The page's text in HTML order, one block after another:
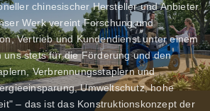
chinesischer Hersteller und Anbieter
Werk vereint Forschung und
Vertrieb und Kundendienst unter einem
uns stets für die Förderung und den
Verbrennungsstaplern und
Umweltschutz, hohe
– das ist das Konstruktionskonzept der